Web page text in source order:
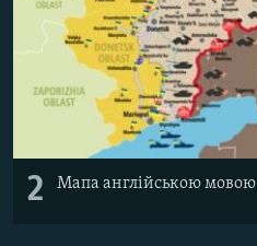
2 Мапа англійською мовою